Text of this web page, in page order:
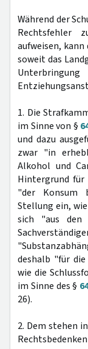
Während der
Rechtsfehler
aufweisen,
soweit das
1. Die
im Sinne von §
und dazu
zwar "in
Alkohol und
Hintergrund für
"der Konsum
Stellung ein,
sich "aus den
deshalb "für
wie die
im Sinne des §
26).
2. Dem stehen